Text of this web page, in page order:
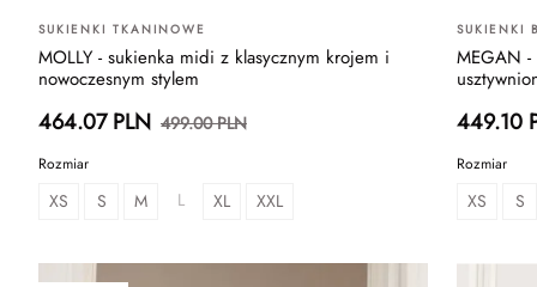
SUKIENKI TKANINOWE
MOLLY - sukienka midi z klasycznym krojem i
nowoczesnym stylem
464.07 PLN 499.00 PLN
Rozmiar
XS S M L XL XXL
SUKIENKI
MEGAN -
449.10
Rozmiar
XS S